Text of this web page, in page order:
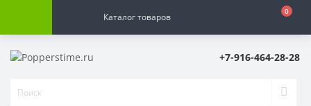
Каталог товаров 0
+7-916-464-28-28